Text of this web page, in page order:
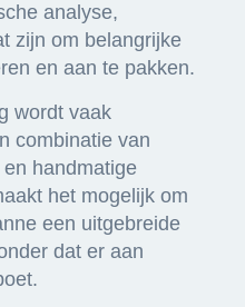
analyse,
zijn om belangrijke
en aan te pakken.
wordt vaak
combinatie van
handmatige
het mogelijk om
een uitgebreide
dat er aan